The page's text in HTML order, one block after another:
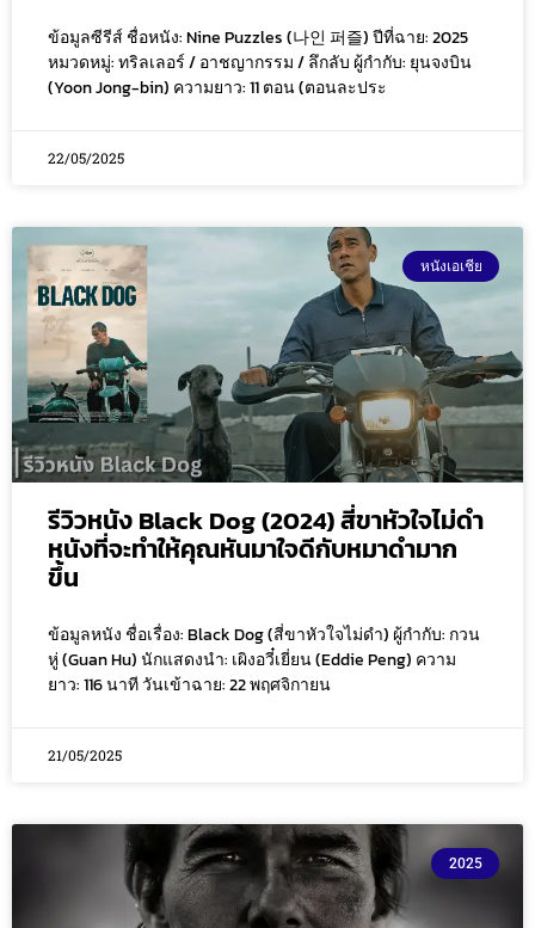
ข้อมูลซีรีส์ ชื่อหนัง: Nine Puzzles (나인 퍼즐) ปีที่ฉาย: 2025
หมวดหมู่: ทริลเลอร์ / อาชญากรรม / ลึกลับ ผู้กำกับ: ยุนจงบิน
(Yoon Jong-bin) ความยาว: 11 ตอน (ตอนละประ
22/05/2025
หนังเอเชีย
รีวิวหนัง Black Dog (2024) สี่ขาหัวใจไม่ดำ
หนังที่จะทำให้คุณหันมาใจดีกับหมาดำมาก
ขึ้น
ข้อมูลหนัง ชื่อเรื่อง: Black Dog (สี่ขาหัวใจไม่ดำ) ผู้กำกับ: กวน
หู่ (Guan Hu) นักแสดงนำ: เผิงอวี๋เยี่ยน (Eddie Peng) ความ
ยาว: 116 นาที วันเข้าฉาย: 22 พฤศจิกายน
21/05/2025
2025